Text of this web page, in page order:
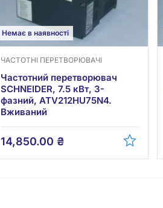
Немає в наявності
ЧАСТОТНІ ПЕРЕТВОРЮВАЧІ
Частотний перетворювач
SCHNEIDER, 7.5 кВт, 3-
фазний, ATV212HU75N4.
Вживаний
14,850.00 ₴